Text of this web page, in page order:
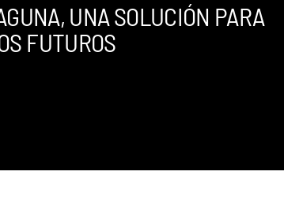
UNA SOLUCIÓN PARA
FUTUROS